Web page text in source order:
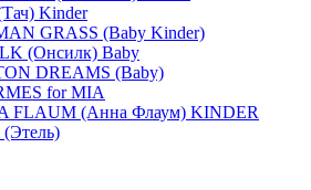
Kinder
GRASS (Baby Kinder)
(Онсилк) Baby
DREAMS (Baby)
for MIA
FLAUM (Анна Флаум) KINDER